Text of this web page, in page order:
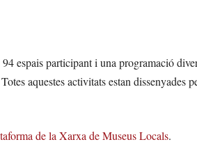
espais participant i una programació
aquestes activitats estan dissenyades
de la Xarxa de Museus Locals.